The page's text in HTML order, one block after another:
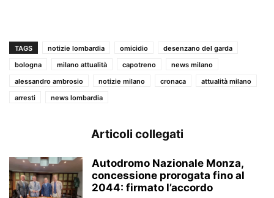
TAGS notizie lombardia omicidio
desenzano del garda
bologna
milano attualità capotreno
news milano
alessandro ambrosio
notizie milano cronaca
attualità milano
arresti
news lombardia
Articoli collegati
Autodromo Nazionale Monza,
concessione prorogata fino al
2044: firmato l’accordo